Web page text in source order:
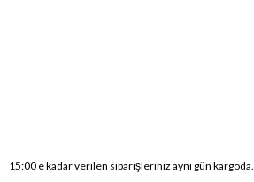
15:00 e kadar verilen siparişleriniz aynı gün kargoda.